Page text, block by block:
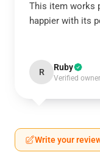
This item works
happier with its
R Ruby
Verified owner
Write your